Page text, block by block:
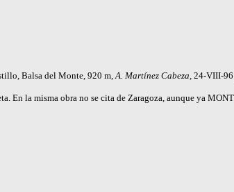
Balsa del Monte, 920 m,A. Martínez Cabeza, 24-VIII-
En la misma obra no se cita de Zaragoza, aunque ya